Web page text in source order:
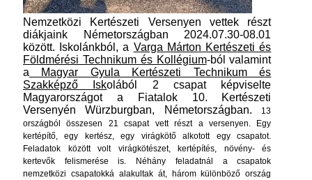
Nemzetközi Kertészeti Versenyen vettek részt
diákjaink Németországban 2024.07.30-08.01
között. Iskolánkból, a Varga Márton Kertészeti és
Földmérési Technikum és Kollégium-ból valamint
a Magyar Gyula Kertészeti Technikum és
Szakképző Iskolából 2 csapat képviselte
Magyarországot a Fiatalok 10. Kertészeti
Versenyén Würzburgban, Németországban.
13
országból összesen 21 csapat vett részt a versenyen. Egy
kertépítő, egy kertész, egy virágkötő alkotott egy csapatot.
Feladatok között volt virágkötészet, kertépítés, növény- és
kertevők felismerése is. Néhány feladatnál a csapatok
nemzetközi csapatokká alakultak át, három különböző ország